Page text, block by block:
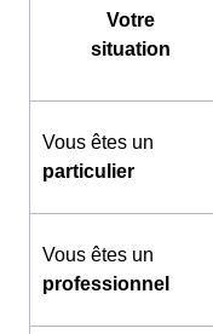
Votre
situation
Vous êtes un
particulier
Vous êtes un
professionnel